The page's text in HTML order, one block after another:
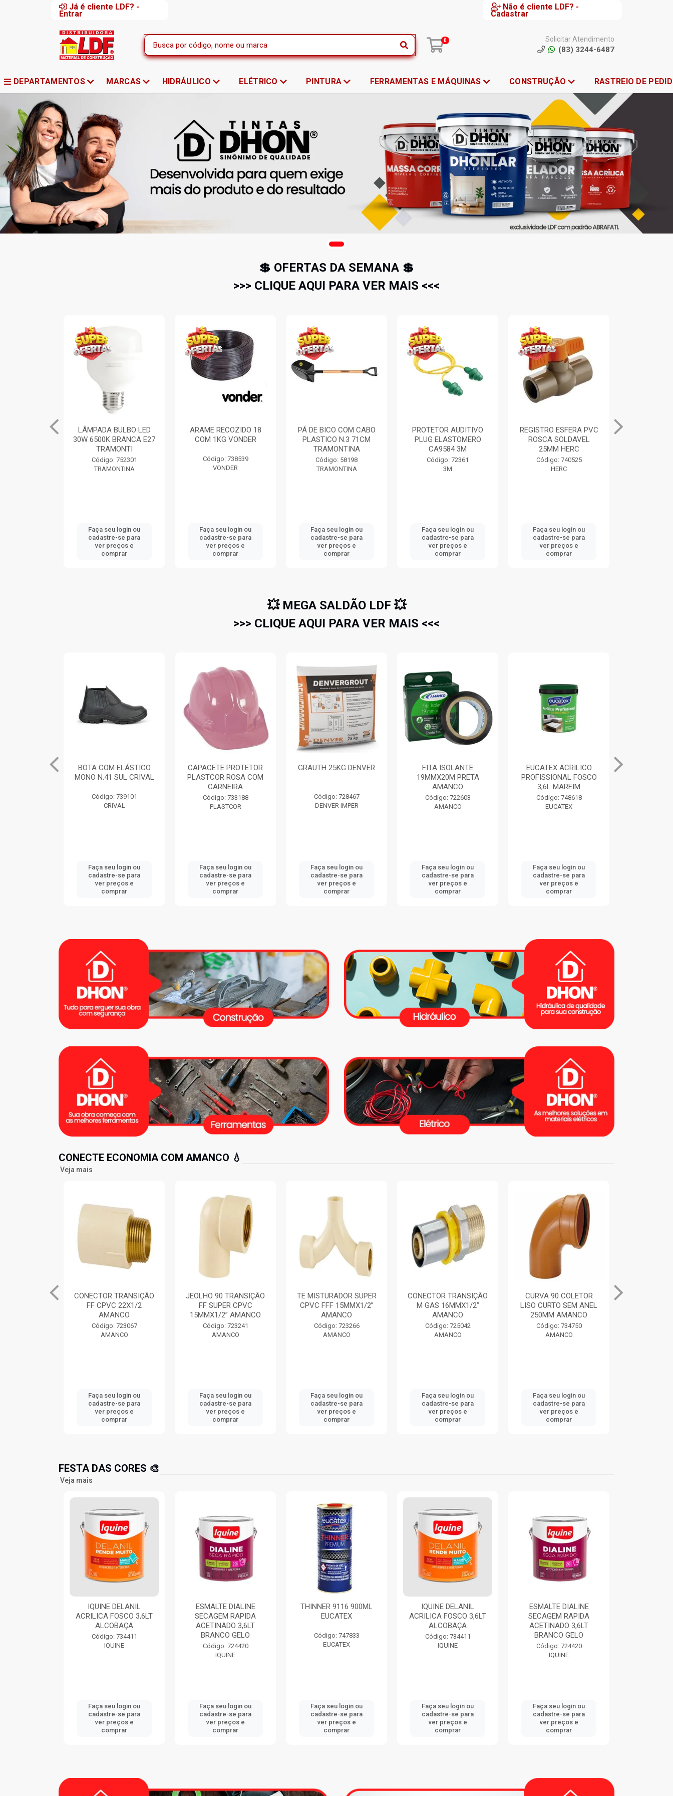
Já é cliente LDF? -
Entrar
Não é cliente LDF? -
Cadastrar
0 Solicitar Atendimento
(83) 3244-6487
DEPARTAMENTOS MARCAS HIDRÁULICO ELÉTRICO PINTURA FERRAMENTAS E MÁQUINAS CONSTRUÇÃO RASTREIO DE
💲 OFERTAS DA SEMANA 💲
>>> CLIQUE AQUI PARA VER MAIS <<<
LÂMPADA BULBO LED
30W 6500K BRANCA E27
TRAMONTI
Código: 752301
TRAMONTINA
Faça seu login ou
cadastre-se para
ver preços e
comprar
ARAME RECOZIDO 18
COM 1KG VONDER
Código: 738539
VONDER
Faça seu login ou
cadastre-se para
ver preços e
comprar
PÁ DE BICO COM CABO
PLASTICO N.3 71CM
TRAMONTINA
Código: 58198
TRAMONTINA
Faça seu login ou
cadastre-se para
ver preços e
comprar
PROTETOR AUDITIVO
PLUG ELASTOMERO
CA9584 3M
Código: 72361
3M
Faça seu login ou
cadastre-se para
ver preços e
comprar
REGISTRO ESFERA PVC
ROSCA SOLDAVEL
25MM HERC
Código: 740525
HERC
Faça seu login ou
cadastre-se para
ver preços e
comprar
💥 MEGA SALDÃO LDF 💥
>>> CLIQUE AQUI PARA VER MAIS <<<
BOTA COM ELÁSTICO
MONO N.41 SUL CRIVAL
Código: 739101
CRIVAL
Faça seu login ou
cadastre-se para
ver preços e
comprar
CAPACETE PROTETOR
PLASTCOR ROSA COM
CARNEIRA
Código: 733188
PLASTCOR
Faça seu login ou
cadastre-se para
ver preços e
comprar
GRAUTH 25KG DENVER
Código: 728467
DENVER IMPER
Faça seu login ou
cadastre-se para
ver preços e
comprar
FITA ISOLANTE
19MMX20M PRETA
AMANCO
Código: 722603
AMANCO
Faça seu login ou
cadastre-se para
ver preços e
comprar
EUCATEX ACRILICO
PROFISSIONAL FOSCO
3,6L MARFIM
Código: 748618
EUCATEX
Faça seu login ou
cadastre-se para
ver preços e
comprar
CONECTE ECONOMIA COM AMANCO 💧
Veja mais
CONECTOR TRANSIÇÃO
FF CPVC 22X1/2
AMANCO
Código: 723067
AMANCO
Faça seu login ou
cadastre-se para
ver preços e
comprar
JEOLHO 90 TRANSIÇÃO
FF SUPER CPVC
15MMX1/2” AMANCO
Código: 723241
AMANCO
Faça seu login ou
cadastre-se para
ver preços e
comprar
TE MISTURADOR SUPER
CPVC FFF 15MMX1/2”
AMANCO
Código: 723266
AMANCO
Faça seu login ou
cadastre-se para
ver preços e
comprar
CONECTOR TRANSIÇÃO
M GAS 16MMX1/2”
AMANCO
Código: 725042
AMANCO
Faça seu login ou
cadastre-se para
ver preços e
comprar
CURVA 90 COLETOR
LISO CURTO SEM ANEL
250MM AMANCO
Código: 734750
AMANCO
Faça seu login ou
cadastre-se para
ver preços e
comprar
FESTA DAS CORES 🎨
Veja mais
IQUINE DELANIL
ACRILICA FOSCO 3,6LT
ALCOBAÇA
Código: 734411
IQUINE
Faça seu login ou
cadastre-se para
ver preços e
comprar
ESMALTE DIALINE
SECAGEM RAPIDA
ACETINADO 3,6LT
BRANCO GELO
Código: 724420
IQUINE
Faça seu login ou
cadastre-se para
ver preços e
comprar
THINNER 9116 900ML
EUCATEX
Código: 747833
EUCATEX
Faça seu login ou
cadastre-se para
ver preços e
comprar
IQUINE DELANIL
ACRILICA FOSCO 3,6LT
ALCOBAÇA
Código: 734411
IQUINE
Faça seu login ou
cadastre-se para
ver preços e
comprar
ESMALTE DIALINE
SECAGEM RAPIDA
ACETINADO 3,6LT
BRANCO GELO
Código: 724420
IQUINE
Faça seu login ou
cadastre-se para
ver preços e
comprar